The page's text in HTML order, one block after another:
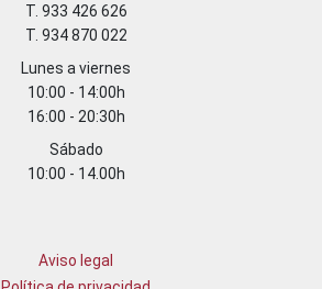
T. 933 426 626
T. 934 870 022
Lunes a viernes
10:00 - 14:00h
16:00 - 20:30h
Sábado
10:00 - 14.00h
Aviso legal